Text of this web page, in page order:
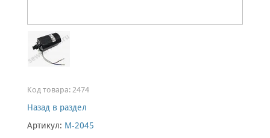
Код товара: 2474
Назад в раздел
Артикул: M-2045